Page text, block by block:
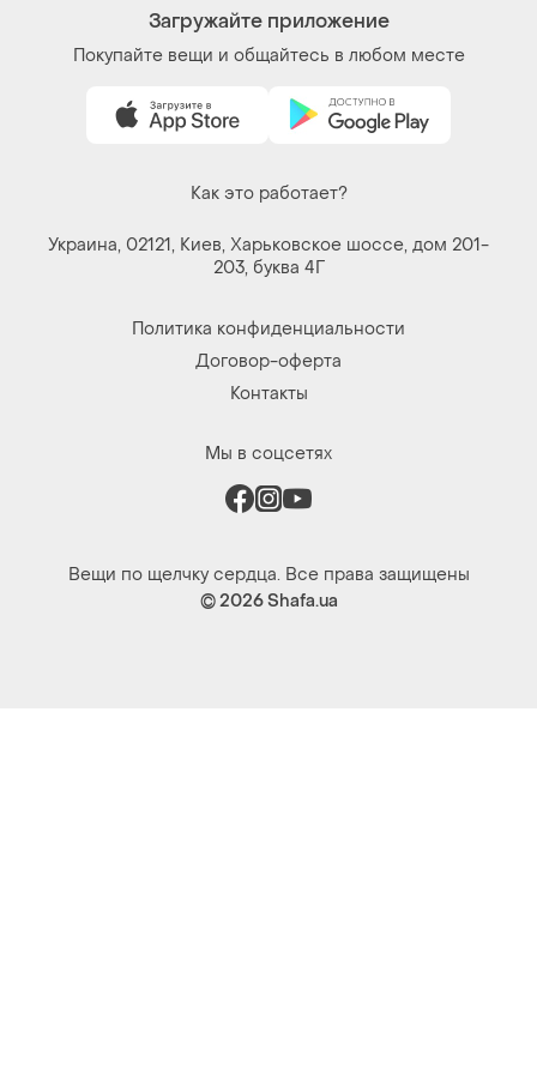
Загружайте приложение
Покупайте вещи и общайтесь в любом месте
Как это работает?
Украина, 02121, Киев, Харьковское шоссе, дом 201-
203, буква 4Г
Политика конфиденциальности
Договор-оферта
Контакты
Мы в соцсетях
Вещи по щелчку сердца. Все права защищены
© 2026Shafa.ua